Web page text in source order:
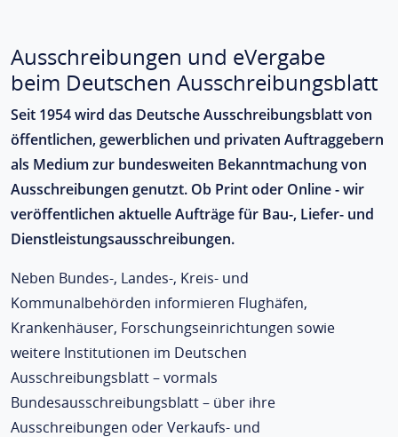
Ausschreibungen und eVergabe
beim Deutschen Ausschreibungsblatt
Seit 1954 wird das Deutsche Ausschreibungsblatt von
öffentlichen, gewerblichen und privaten Auftraggebern
als Medium zur bundesweiten Bekanntmachung von
Ausschreibungen genutzt. Ob Print oder Online - wir
veröffentlichen aktuelle Aufträge für Bau-, Liefer- und
Dienstleistungsausschreibungen.
Neben Bundes-, Landes-, Kreis- und
Kommunalbehörden informieren Flughäfen,
Krankenhäuser, Forschungseinrichtungen sowie
weitere Institutionen im Deutschen
Ausschreibungsblatt – vormals
Bundesausschreibungsblatt – über ihre
Ausschreibungen oder Verkaufs- und